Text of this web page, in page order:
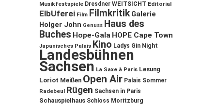
Musikfestspiele Dresdner WEITSICHT Editorial
ElbUferei Film Filmkritik Galerie
Holger John Genuss Haus des
Buches Hope-Gala HOPE Cape Town
Japanisches Palais Kino Ladys Gin Night
Landesbühnen
Sachsen La Saxe à Paris Lesung
Loriot Meißen Open Air Palais Sommer
Radebeul Rügen Sachsen in Paris
Schauspielhaus Schloss Moritzburg